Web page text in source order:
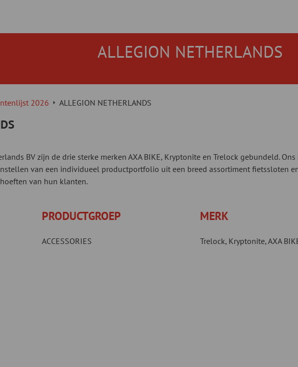
ALLEGION NETHERLANDS
2026 ALLEGION NETHERLANDS
BV zijn de drie sterke merken AXA BIKE, Kryptonite en Trelock gebundeld.
van een individueel productportfolio uit een breed assortiment fietssloten
van hun klanten.
PRODUCTGROEP
ACCESSORIES
MERK
Trelock, Kryptonite, AXA